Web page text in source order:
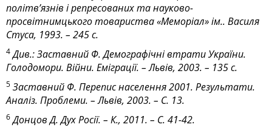
політв’язнів і репресованих та науково-
просвітнимцького товариства «Меморіал» ім.. Василя
Стуса, 1993. – 245 с.
4Див.: Заставний Ф. Демографічні втрати України.
Голодомори. Війни. Еміграції. – Львів, 2003. – 135 с.
5 Заставний Ф. Перепис населення 2001. Результати.
Аналіз. Проблеми. – Львів, 2003. – С. 13.
6Донцов Д. Дух Росії. – К., 2011. – С. 41-42.